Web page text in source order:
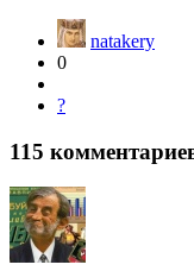
natakery
0
?
115